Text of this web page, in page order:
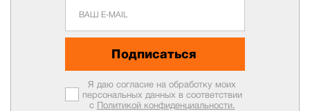
Подписаться
Я даю согласие на обработку моих
персональных данных в соответствии
с Политикой конфиденциальности.